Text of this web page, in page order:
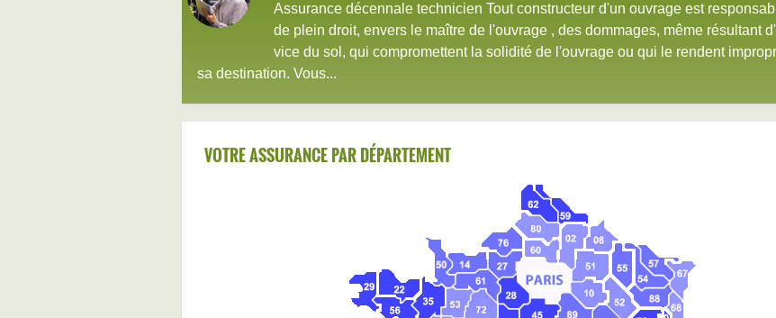
Assurance décennale technicien Tout constructeur d'un ouvrage est
de plein droit, envers le maître de l'ouvrage , des dommages, même résultant
vice du sol, qui compromettent la solidité de l'ouvrage ou qui le rendent
sa destination. Vous...
VOTRE ASSURANCE PAR DÉPARTEMENT